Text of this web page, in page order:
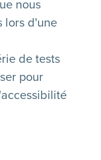
nous
lors d'une
de tests
pour